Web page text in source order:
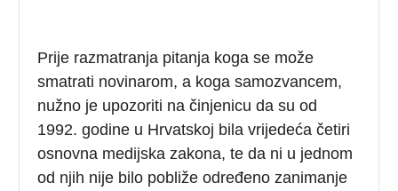
Prije razmatranja pitanja koga se može
smatrati novinarom, a koga samozvancem,
nužno je upozoriti na činjenicu da su od
1992. godine u Hrvatskoj bila vrijedeća četiri
osnovna medijska zakona, te da ni u jednom
od njih nije bilo pobliže određeno zanimanje